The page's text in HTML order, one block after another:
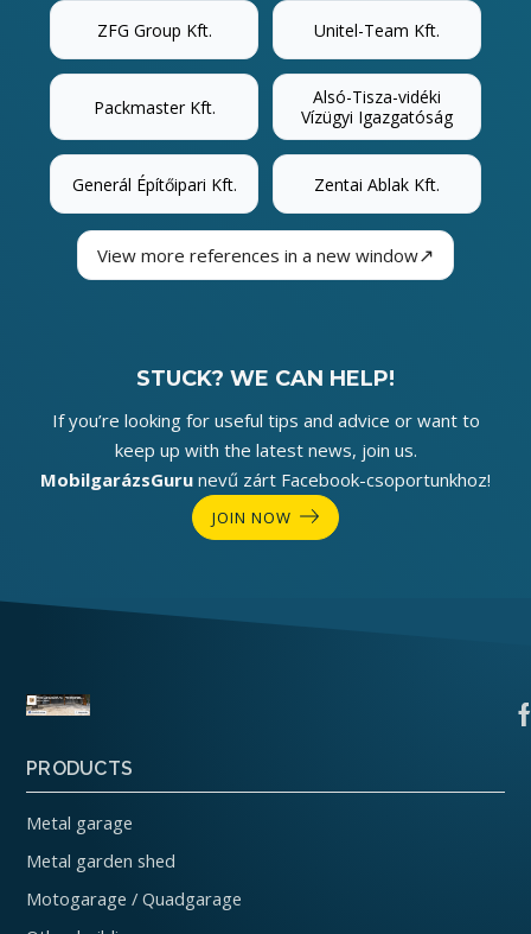
ZFG Group Kft. Unitel-Team Kft.
Packmaster Kft.
Alsó-Tisza-vidéki
Vízügyi Igazgatóság
Generál Építőipari Kft. Zentai Ablak Kft.
View more references in a new window↗
STUCK? WE CAN HELP!
If you’re looking for useful tips and advice or want to
keep up with the latest news, join us.
MobilgarázsGuru nevű zárt Facebook-csoportunkhoz!
JOIN NOW
PRODUCTS
Metal garage
Metal garden shed
Motogarage / Quadgarage